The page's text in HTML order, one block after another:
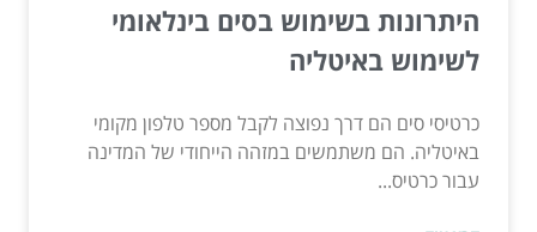
היתרונות בשימוש בסים בינלאומי
לשימוש באיטליה
כרטיסי סים הם דרך נפוצה לקבל מספר טלפון מקומי
באיטליה. הם משתמשים במזהה הייחודי של המדינה
עבור כרטיס...